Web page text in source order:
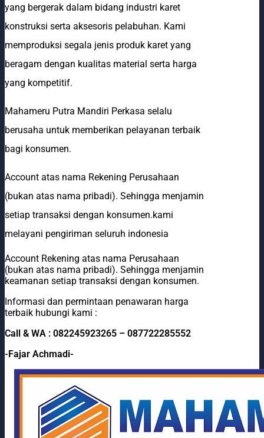
yang bergerak dalam bidang industri karet
konstruksi serta aksesoris pelabuhan. Kami
memproduksi segala jenis produk karet yang
beragam dengan kualitas material serta harga
yang kompetitif.
Mahameru Putra Mandiri Perkasa selalu
berusaha untuk memberikan pelayanan terbaik
bagi konsumen.
Account atas nama Rekening Perusahaan
(bukan atas nama pribadi). Sehingga menjamin
setiap transaksi dengan konsumen.kami
melayani pengiriman seluruh indonesia
Account Rekening atas nama Perusahaan
(bukan atas nama pribadi). Sehingga menjamin
keamanan setiap transaksi dengan konsumen.
Informasi dan permintaan penawaran harga
terbaik hubungi kami :
Call & WA : 082245923265 – 087722285552
-Fajar Achmadi-